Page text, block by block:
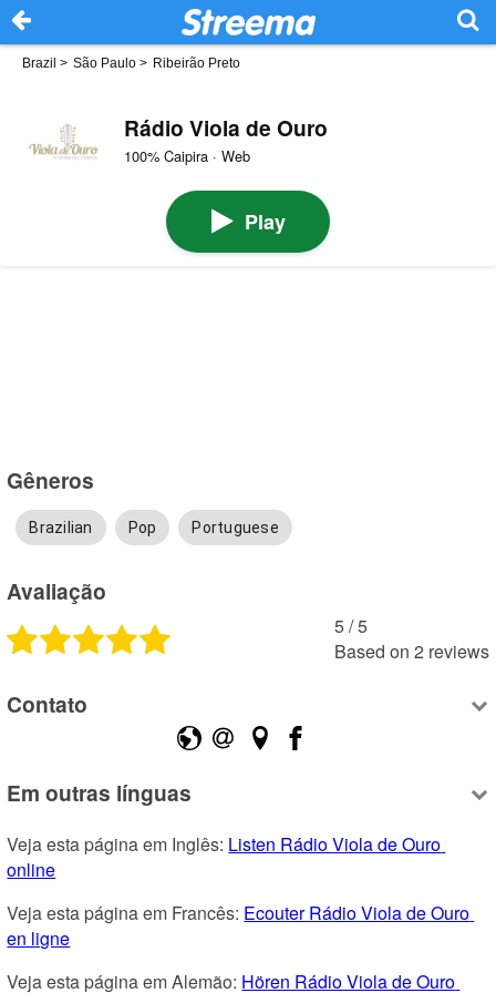
Brazil > São Paulo > Ribeirão Preto
Rádio Viola de Ouro
100% Caipira · Web
Play
Gêneros
Brazilian Pop Portuguese
Avaliação
5 /5
Based on 2 reviews
Contato
Em outras línguas
Veja esta página em Inglês: Listen Rádio Viola de Ouro
online
Veja esta página em Francês: Ecouter Rádio Viola de Ouro
en ligne
Veja esta página em Alemão: Hören Rádio Viola de Ouro